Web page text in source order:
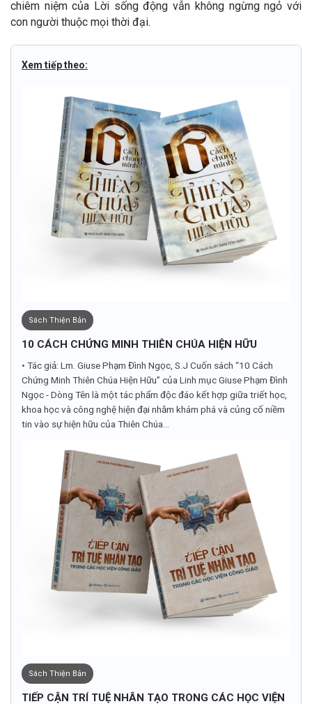
chiêm niệm của Lời sống động vẫn không ngừng ngỏ với
con người thuộc mọi thời đại.
Xem tiếp theo:
Sách Thiện Bản
10 CÁCH CHỨNG MINH THIÊN CHÚA HIỆN HỮU
• Tác giả: Lm. Giuse Phạm Đình Ngọc, S.J Cuốn sách “10 Cách
Chứng Minh Thiên Chúa Hiện Hữu” của Linh mục Giuse Phạm Đình
Ngọc - Dòng Tên là một tác phẩm độc đáo kết hợp giữa triết học,
khoa học và công nghệ hiện đại nhằm khám phá và củng cố niềm
tin vào sự hiện hữu của Thiên Chúa...
Sách Thiện Bản
TIẾP CẬN TRÍ TUỆ NHÂN TẠO TRONG CÁC HỌC VIỆN